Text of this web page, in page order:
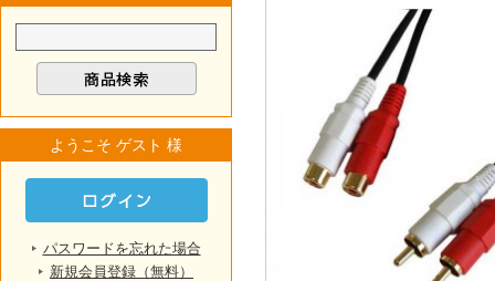
ようこそ ゲスト 様
パスワードを忘れた場合
新規会員登録（無料）